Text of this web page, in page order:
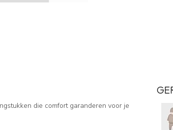
die comfort garanderen voor je